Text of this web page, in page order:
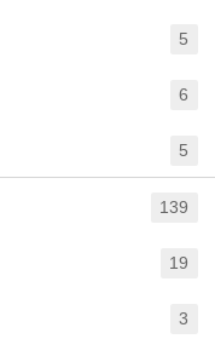
5
6
5
139
19
3